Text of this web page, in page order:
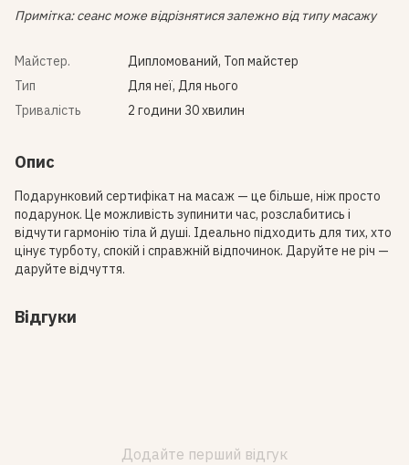
Примітка: сеанс може відрізнятися залежно від типу масажу
Майстер.
Дипломований, Топ майстер
Тип
Для неї, Для нього
Тривалість
2 години 30 хвилин
Опис
Подарунковий сертифікат на масаж — це більше, ніж просто
подарунок. Це можливість зупинити час, розслабитись і
відчути гармонію тіла й душі. Ідеально підходить для тих, хто
цінує турботу, спокій і справжній відпочинок. Даруйте не річ —
даруйте відчуття.
Відгуки
Додайте перший відгук